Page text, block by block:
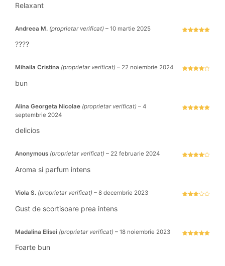
Relaxant
Andreea M. (proprietar verificat) – 10 martie 2025
????
Mihaila Cristina (proprietar verificat) – 22 noiembrie 2024
bun
Alina Georgeta Nicolae (proprietar verificat) – 4
septembrie 2024
delicios
Anonymous (proprietar verificat) – 22 februarie 2024
Aroma si parfum intens
Viola S. (proprietar verificat) – 8 decembrie 2023
Gust de scortisoare prea intens
Madalina Elisei (proprietar verificat) – 18 noiembrie 2023
Foarte bun